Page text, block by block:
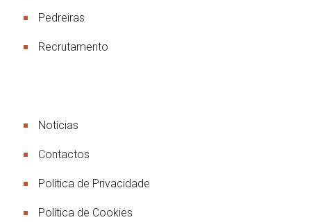
Pedreiras
Recrutamento
Notícias
Contactos
Política de Privacidade
Política de Cookies